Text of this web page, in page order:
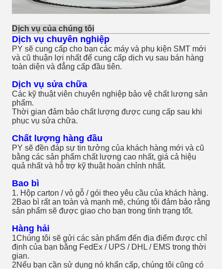
Dịch vụ của chúng tôi
Dịch vụ chuyên nghiệp
PY sẽ cung cấp cho bạn các máy và phụ kiện SMT mới
và cũ thuận lợi nhất để cung cấp dịch vụ sau bán hàng
toàn diện và đẳng cấp đầu tiên.
Dịch vụ sửa chữa
Các kỹ thuật viên chuyên nghiệp bảo vệ chất lượng sản
phẩm.
Thời gian đảm bảo chất lượng được cung cấp sau khi
phục vụ sửa chữa.
Chất lượng hàng đầu
PY sẽ đền đáp sự tin tưởng của khách hàng mới và cũ
bằng các sản phẩm chất lượng cao nhất, giá cả hiệu
quả nhất và hỗ trợ kỹ thuật hoàn chỉnh nhất.
Bao bì
1. Hộp carton / vỏ gỗ / gói theo yêu cầu của khách hàng.
2Bao bì rất an toàn và mạnh mẽ, chúng tôi đảm bảo rằng
sản phẩm sẽ được giao cho bạn trong tình trạng tốt.
Hàng hải
1Chúng tôi sẽ gửi các sản phẩm đến địa điểm được chỉ
định của bạn bằng FedEx / UPS / DHL / EMS trong thời
gian.
2Nếu bạn cần sử dụng nó khẩn cấp, chúng tôi cũng có